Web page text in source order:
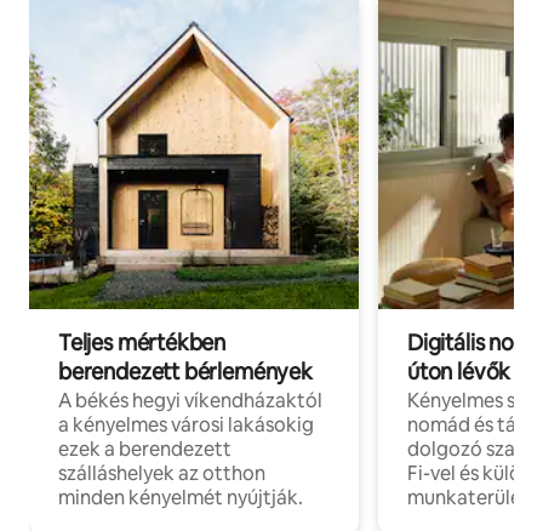
Teljes mértékben
berendezett bérlemények
A békés hegyi víkendházaktól
a kényelmes városi lakásokig
ezek a berendezett
szálláshelyek az otthon
minden kényelmét nyújtják.
Digitális
úton lévők
Kényelmes
nomád és
dolgozó
Fi-vel és külön